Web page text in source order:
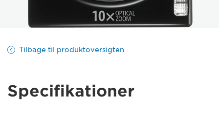
Tilbage til produktoversigten
Specifikationer